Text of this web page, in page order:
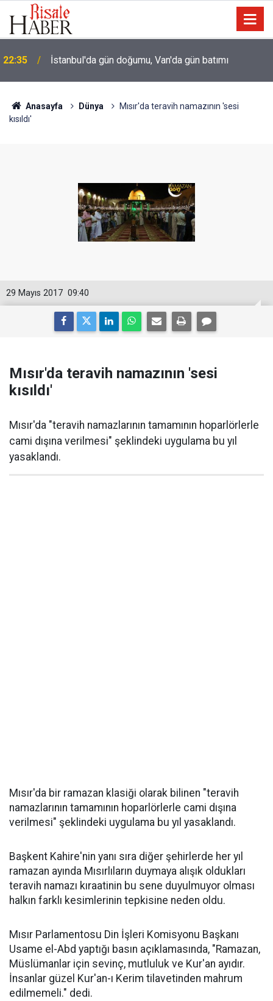
21:00
İmam Hatip öğrencisi: Hocamız Abdülmecid Nursi'yi
üstü çamurlu gördüğümde irkildim
Anasayfa Dünya
Mısır'da teravih namazının 'sesi
kısıldı'
09:40
29 Mayıs 2017
Mısır'da teravih namazının 'sesi
kısıldı'
Mısır'da "teravih namazlarının tamamının hoparlörlerle
cami dışına verilmesi" şeklindeki uygulama bu yıl
yasaklandı.
Mısır'da bir ramazan klasiği olarak bilinen "teravih
namazlarının tamamının hoparlörlerle cami dışına
verilmesi" şeklindeki uygulama bu yıl yasaklandı.
Başkent Kahire'nin yanı sıra diğer şehirlerde her yıl
ramazan ayında Mısırlıların duymaya alışık oldukları
teravih namazı kıraatinin bu sene duyulmuyor olması
halkın farklı kesimlerinin tepkisine neden oldu.
Mısır Parlamentosu Din İşleri Komisyonu Başkanı
Usame el-Abd yaptığı basın açıklamasında, "Ramazan,
Müslümanlar için sevinç, mutluluk ve Kur'an ayıdır.
İnsanlar güzel Kur'an-ı Kerim tilavetinden mahrum
edilmemeli." dedi.